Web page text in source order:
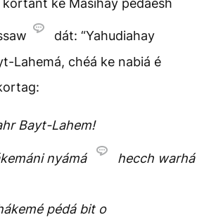
ke Masihay pédáesh
dát: “Yahudiahay
Lahemá, chéá ke nabiá é
Bayt-Lahem!
nyámá
hecch warhá
pédá bit o